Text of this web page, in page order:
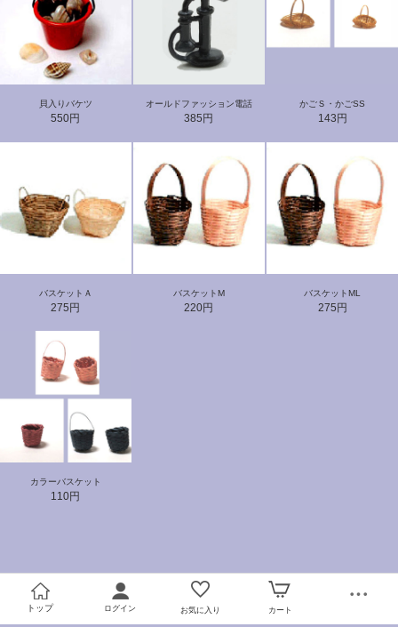
貝入りバケツ
550円
オールドファッション電話
385円
かごＳ・かごSS
143円
バスケットＡ
275円
バスケットM
220円
バスケットML
275円
カラーバスケット
110円
トップ ログイン お気に入り カート